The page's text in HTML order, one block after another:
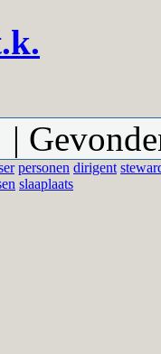
personen dirigent
slaaplaats